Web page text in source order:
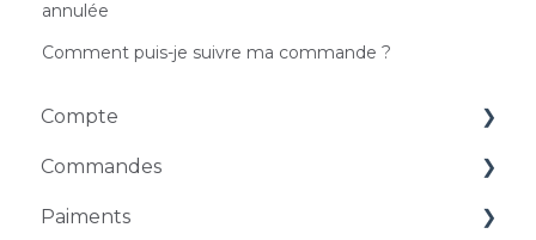
annulée
Comment puis-je suivre ma commande ?
Compte
Gestion des comptes
Problèmes d'accès
Commandes
Commandes et précisions
Paiments